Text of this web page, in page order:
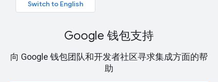
Google 钱包支持
向 Google 钱包团队和开发者社区寻求集成方面的帮
助